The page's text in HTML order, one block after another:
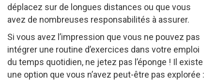
déplacez sur de longues distances ou que vous
avez de nombreuses responsabilités à assurer.
Si vous avez l’impression que vous ne pouvez pas
intégrer une routine d’exercices dans votre emploi
du temps quotidien, ne jetez pas l’éponge ! Il existe
une option que vous n’avez peut-être pas explorée :